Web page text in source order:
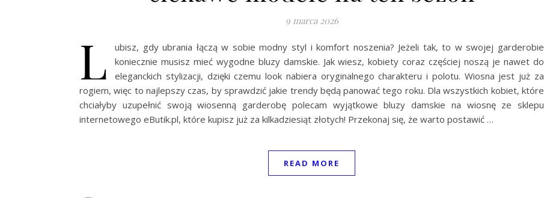
9 marca 2026
L
ubisz, gdy ubrania łączą w sobie modny styl i komfort noszenia? Jeżeli tak, to w swojej garderobie
koniecznie musisz mieć wygodne bluzy damskie. Jak wiesz, kobiety coraz częściej noszą je nawet do
eleganckich stylizacji, dzięki czemu look nabiera oryginalnego charakteru i polotu. Wiosna jest już za
rogiem, więc to najlepszy czas, by sprawdzić jakie trendy będą panować tego roku. Dla wszystkich kobiet, które
chciałyby uzupełnić swoją wiosenną garderobę polecam wyjątkowe bluzy damskie na wiosnę ze sklepu
internetowego eButik.pl, które kupisz już za kilkadziesiąt złotych! Przekonaj się, że warto postawić …
READ MORE